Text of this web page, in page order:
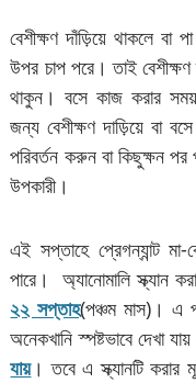
বেশীক্ষণ দাঁড়িয়ে থাকলে বা
উপর চাপ পরে। তাই
থাকুন। বসে কাজ করার
জন্য বেশীক্ষণ দাড়িয়ে বা
পরিবর্তন করুন বা কিছুক্ষন
উপকারী।
এই সপ্তাহে প্রেগন্যান্ট মা-
পারে। অ্যানোমালি স্ক্যান
২২ সপ্তাহ(পঞ্চম মাস)। এ
অনেকখানি স্পষ্টভাবে দেখা
যায়। তবে এ স্ক্যানটি করার